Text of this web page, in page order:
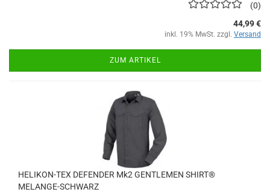
0
44,99 €
inkl. 19% MwSt. zzgl. Versand
ZUM ARTIKEL
HELIKON-TEX DEFENDER Mk2 GENTLEMEN SHIRT®
MELANGE-SCHWARZ